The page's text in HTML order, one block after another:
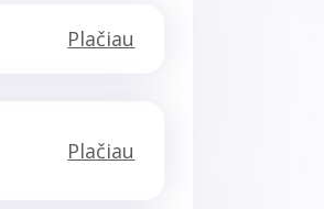
Plačiau
Plačiau